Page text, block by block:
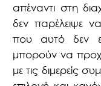
απέναντι στη
δεν παρέλειψε
που αυτό δεν
μπορούν να
με τις διμερείς